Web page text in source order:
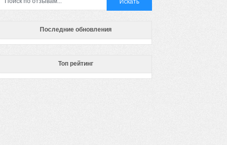
Последние обновления
Топ рейтинг